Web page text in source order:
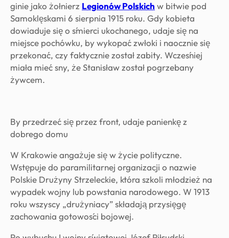
ginie jako żołnierz Legionów Polskich w bitwie pod
Samoklęskami 6 sierpnia 1915 roku. Gdy kobieta
dowiaduje się o śmierci ukochanego, udaje się na
miejsce pochówku, by wykopać zwłoki i naocznie się
przekonać, czy faktycznie został zabity. Wcześniej
miała mieć sny, że Stanisław został pogrzebany
żywcem.
By przedrzeć się przez front, udaje panienkę z
dobrego domu
W Krakowie angażuje się w życie polityczne.
Wstępuje do paramilitarnej organizacji o nazwie
Polskie Drużyny Strzeleckie, która szkoli młodzież na
wypadek wojny lub powstania narodowego. W 1913
roku wszyscy „drużyniacy” składają przysięgę
zachowania gotowości bojowej.